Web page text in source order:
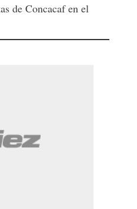
de Concacaf en el